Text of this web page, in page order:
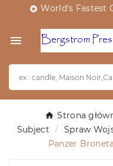
 World's Fastest

Strona
Subject
Spraw
Panzer